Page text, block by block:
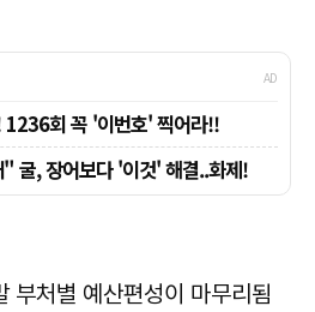
부처별 예산편성이 마무리됨